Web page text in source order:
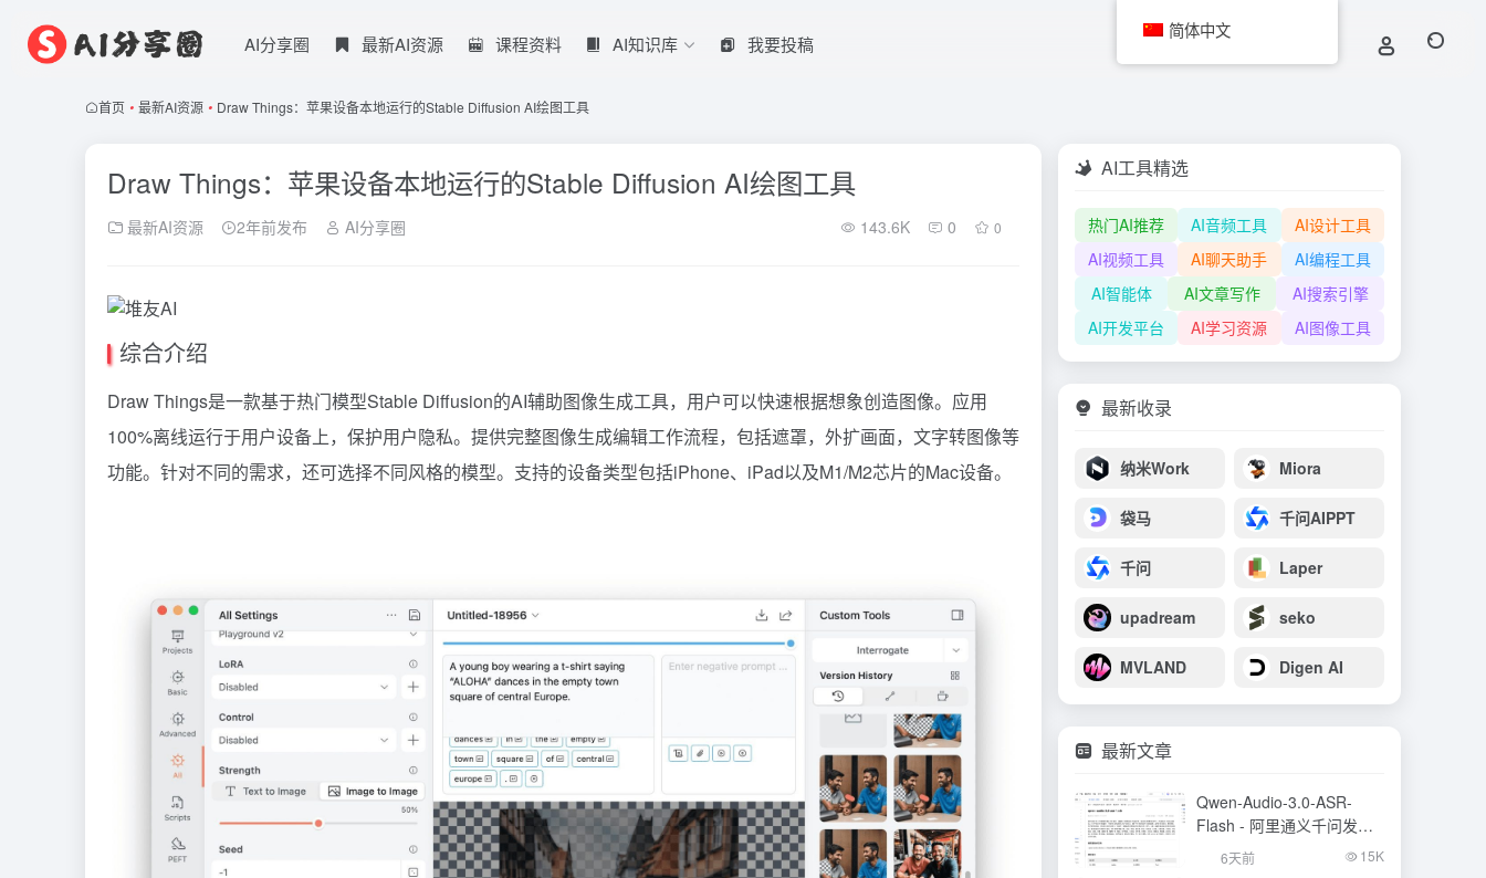
AI分享圈 最新AI资源 课程资料 AI知识库 我要投稿
首页 • 最新AI资源 • Draw Things：苹果设备本地运行的Stable Diffusion AI绘图工具
Draw Things：苹果设备本地运行的Stable Diffusion AI绘图工具
最新AI资源 2年前发布 AI分享圈 143.6K 0 0
综合介绍
Draw Things是一款基于热门模型Stable Diffusion的AI辅助图像生成工具，用户可以快速根据想象创造图像。应用
100%离线运行于用户设备上，保护用户隐私。提供完整图像生成编辑工作流程，包括遮罩，外扩画面，文字转图像等
功能。针对不同的需求，还可选择不同风格的模型。支持的设备类型包括iPhone、iPad以及M1/M2芯片的Mac设备。
AI工具精选
热门AI推荐 AI音频工具
AI设计工具
AI视频工具
AI聊天助手
AI编程工具
AI智能体
AI文章写作
AI搜索引擎
AI开发平台
AI学习资源 AI图像工具
最新收录
纳米Work Miora
袋马 千问AIPPT
千问 Laper
upadream seko
MVLAND Digen AI
最新文章
Qwen-Audio-3.0-ASR-
Flash - 阿里通义千问发布
的语音识别大模型
6天前 15K
简体中文